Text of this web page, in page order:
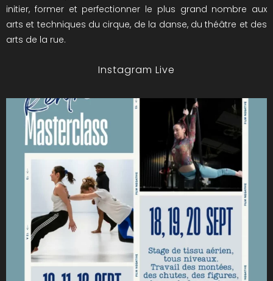
initier, former et perfectionner le plus grand nombre aux
arts et techniques du cirque, de la danse, du théâtre et des
arts de la rue.
Instagram Live